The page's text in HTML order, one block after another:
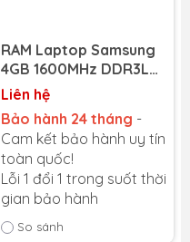
RAM Laptop Samsung
4GB 1600MHz DDR3L
(1X4GB) (NEW)
Liên hệ
Bảo hành 24 tháng -
Cam kết bảo hành uy tín
toàn quốc!
Lỗi 1 đổi 1 trong suốt thời
gian bảo hành
So sánh